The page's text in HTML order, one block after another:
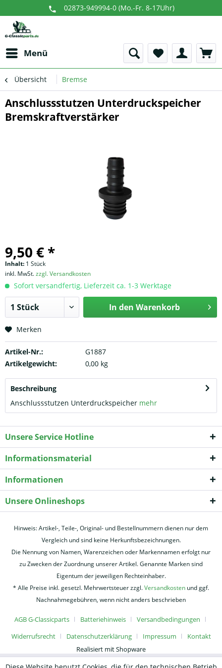
02873-949994-0 (Mo.-Fr. 8-17Uhr)
Menü
Übersicht Bremse
Anschlussstutzen Unterdruckspeicher
Bremskraftverstärker
9,50 € *
Inhalt: 1 Stück
inkl. MwSt.zzgl. Versandkosten
Sofort versandfertig, Lieferzeit ca. 1-3 Werktage
In den Warenkorb
Merken
Artikel-Nr.:
G1887
Artikelgewicht:
0,00 kg
Beschreibung
Anschlussstutzen Unterdruckspeicher mehr
Unsere Service Hotline
Informationsmaterial
Informationen
Unsere Onlineshops
Hinweis: Artikel-, Teile-, Original- und Bestellnummern dienen nur dem
Vergleich und sind keine Herkunftsbezeichnungen.
Die Nennung von Namen, Warenzeichen oder Markennamen erfolgt nur
zu Zwecken der Zuordnung unserer Artikel. Genannte Marken sind
Eigentum der jeweiligen Rechteinhaber.
* Alle Preise inkl. gesetzl. Mehrwertsteuer zzgl.Versandkosten und ggf.
Nachnahmegebühren, wenn nicht anders beschrieben
AGB G-Classicparts Batteriehinweis
Versandbedingungen
Widerrufsrecht
Datenschutzerklärung Impressum
Kontakt
Realisiert mit Shopware